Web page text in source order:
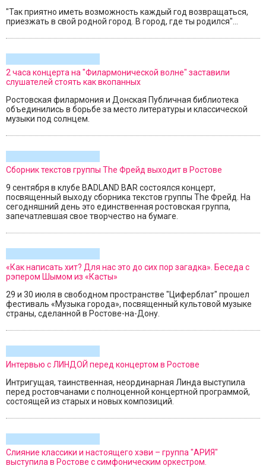
"Так приятно иметь возможность каждый год возвращаться,
приезжать в свой родной город. В город, где ты родился"...
2 часа концерта на "Филармонической волне" заставили
слушателей стоять как вкопанных
Ростовская филармония и Донская Публичная библиотека
объединились в борьбе за место литературы и классической
музыки под солнцем.
Сборник текстов группы The Фрейд выходит в Ростове
9 сентября в клубе BADLAND BAR состоялся концерт,
посвященный выходу сборника текстов группы The Фрейд. На
сегодняшний день это единственная ростовская группа,
запечатлевшая свое творчество на бумаге.
«Как написать хит? Для нас это до сих пор загадка». Беседа с
рэпером Шымом из «Касты»
29 и 30 июля в свободном пространстве "Циферблат" прошел
фестиваль «Музыка города», посвященный культовой музыке
страны, сделанной в Ростове-на-Дону.
Интервью с ЛИНДОЙ перед концертом в Ростове
Интригущая, таинственная, неординарная Линда выступила
перед ростовчанами с полноценной концертной программой,
состоящей из старых и новых композиций.
Слияние классики и настоящего хэви – группа "АРИЯ"
выступила в Ростове с симфоническим оркестром.